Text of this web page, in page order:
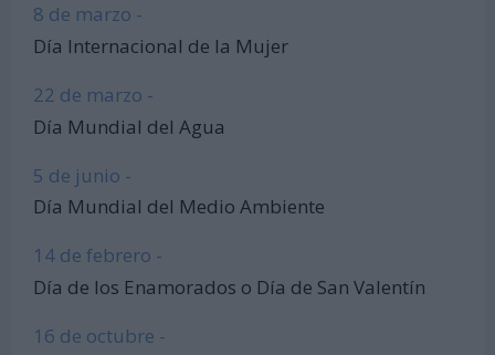
8 de marzo -
Día Internacional de la Mujer
22 de marzo -
Día Mundial del Agua
5 de junio -
Día Mundial del Medio Ambiente
14 de febrero -
Día de los Enamorados o Día de San Valentín
16 de octubre -